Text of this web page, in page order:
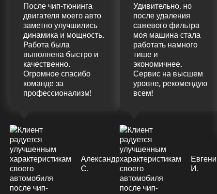
После чип-тюнинга
двигателя моего авто
заметно улучшились
динамика и мощность.
Работа была
выполнена быстро и
качественно.
Огромное спасибо
команде за
профессионализм!
Александр
С.
Удивительно, но
после удаления
сажевого фильтра
моя машина стала
работать намного
тише и
экономичнее.
Сервис на высшем
уровне, рекомендую
всем!
И.